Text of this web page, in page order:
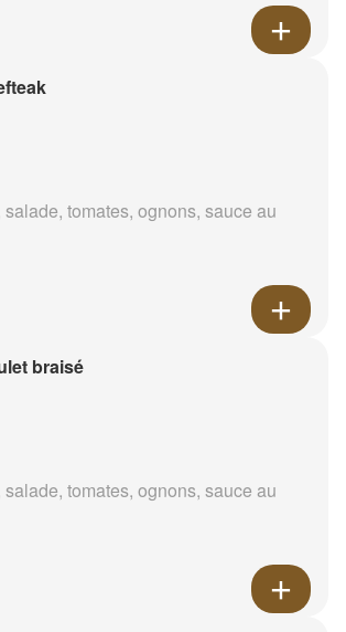
tomates, ognons, sauce au
braisé
tomates, ognons, sauce au